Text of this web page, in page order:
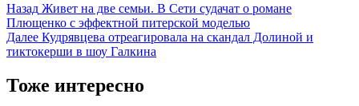
Навигация
записи
Назад Живет на две семьи. В Сети судачат о романе
Плющенко с эффектной питерской моделью
Далее Кудрявцева отреагировала на скандал Долиной и
тиктокерши в шоу Галкина
Тоже интересно